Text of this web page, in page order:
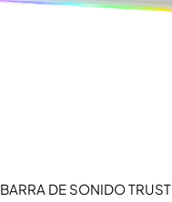
DE SONIDO TRUST